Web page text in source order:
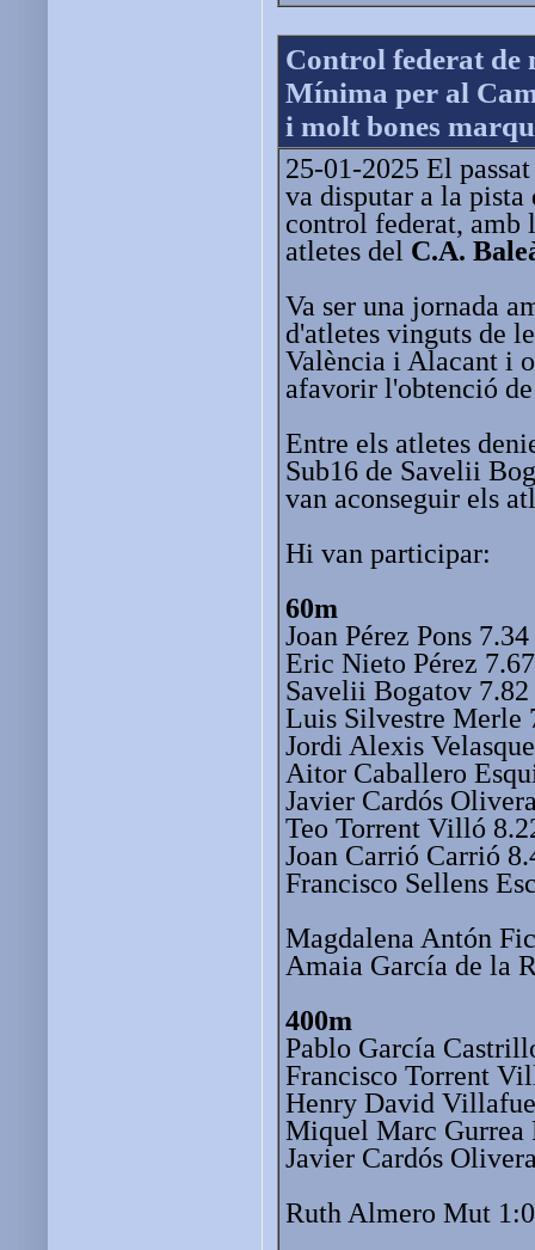
Control federat de
Mínima per al
i molt bones
25-01-2025 El
va disputar a la
control federat, amb
atletes del C.A.
Va ser una jornada
d'atletes vinguts de
València i Alacant i
afavorir l'obtenció
Entre els atletes
Sub16 de Savelii
van aconseguir els
Hi van participar:
60m
Joan Pérez Pons 7.34
Eric Nieto Pérez 7.67
Savelii Bogatov 7.82
Luis Silvestre Merle
Jordi Alexis
Aitor Caballero
Javier Cardós
Teo Torrent Villó
Joan Carrió Carrió
Francisco Sellens
Magdalena Antón
Amaia García de la
400m
Pablo García
Francisco Torrent
Henry David
Miquel Marc Gurrea
Javier Cardós
Ruth Almero Mut